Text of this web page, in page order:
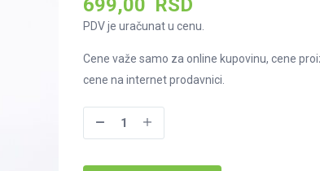
PDV je uračunat u cenu.
Cene važe samo za online kupovinu, cene
cene na internet prodavnici.
D,